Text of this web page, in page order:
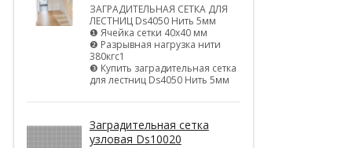
ЗАГРАДИТЕЛЬНАЯ СЕТКА ДЛЯ
ЛЕСТНИЦ Ds4050 Нить 5мм
❶ Ячейка сетки 40х40 мм
❷ Разрывная нагрузка нити
380кгс1
❸ Купить заградительная сетка
для лестниц Ds4050 Нить 5мм
Заградительная сетка
узловая Ds10020